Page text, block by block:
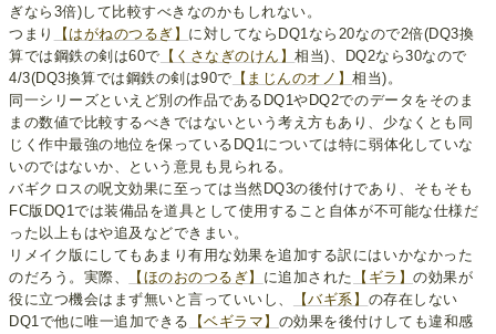
ぎなら3倍)して比較すべきなのかもしれない。
つまり
【はがねのつるぎ】 に対してならDQ1なら20なので2倍(DQ3換
算では鋼鉄の剣は60で 【くさなぎのけん】相当)、DQ2なら30なので
4/3(DQ3換算では鋼鉄の剣は90で 【まじんのオノ】相当)。
同一シリーズといえど別の作品であるDQ1やDQ2でのデータをそのま
まの数値で比較するべきではないという考え方もあり、少なくとも同
じく作中最強の地位を保っているDQ1については特に弱体化していな
いのではないか、という意見も見られる。
バギクロスの呪文効果に至っては当然DQ3の後付けであり、そもそも
FC版DQ1では装備品を道具として使用すること自体が不可能な仕様だ
った以上もはや追及などできまい。
リメイク版にしてもあまり有用な効果を追加する訳にはいかなかった
のだろう。実際、
【ほのおのつるぎ】 に追加された 【ギラ】の効果が
役に立つ機会はまず無いと言っていいし、
【バギ系】 の存在しない
DQ1で他に唯一追加できる
【ベギラマ】 の効果を後付けしても違和感